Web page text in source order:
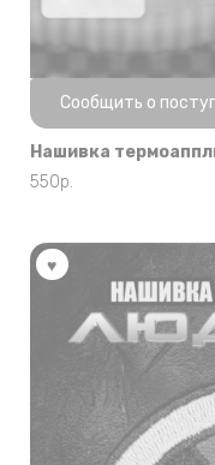
Нет в наличии
Сообщить о
Нашивка
550р.